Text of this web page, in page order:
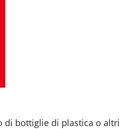
di bottiglie di plastica o altri